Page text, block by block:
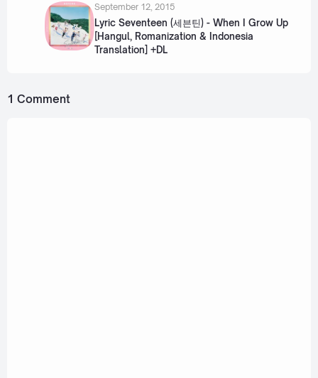
September 12, 2015
Lyric Seventeen (세븐틴) - When I Grow Up
[Hangul, Romanization & Indonesia
Translation] +DL
1 Comment